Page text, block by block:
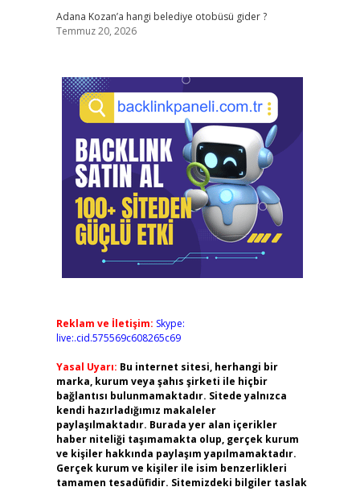
Adana Kozan’a hangi belediye otobüsü gider ?
Temmuz 20, 2026
Reklam ve İletişim: Skype:
live:.cid.575569c608265c69
Yasal Uyarı: Bu internet sitesi, herhangi bir
marka, kurum veya şahıs şirketi ile hiçbir
bağlantısı bulunmamaktadır. Sitede yalnızca
kendi hazırladığımız makaleler
paylaşılmaktadır. Burada yer alan içerikler
haber niteliği taşımamakta olup, gerçek kurum
ve kişiler hakkında paylaşım yapılmamaktadır.
Gerçek kurum ve kişiler ile isim benzerlikleri
tamamen tesadüfidir. Sitemizdeki bilgiler taslak